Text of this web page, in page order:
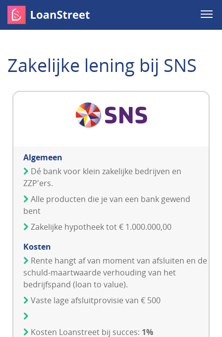
Zakelijke lening bij SNS
Algemeen
Dé bank voor klein zakelijke bedrijven en
ZZP'ers.
Alle producten die je van een bank gewend
bent
Zakelijke hypotheek tot € 1.000.000,00
Kosten
Rente hangt af van moment van afsluiten en de
schuld-maartwaarde verhouding van het
bedrijfspand (loan to value).
Vaste lage afsluitprovisie van € 500
Kosten Loanstreet bij succes: 1%